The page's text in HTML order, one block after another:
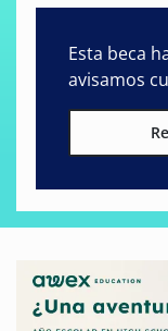
Esta beca
avisamos